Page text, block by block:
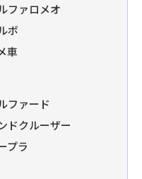
ファロメオ
ボ
車
ファード
ドクルーザー
プラ